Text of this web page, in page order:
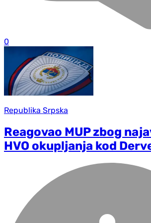
0
Republika Srpska
Reagovao MUP zbog
HVO okupljanja kod